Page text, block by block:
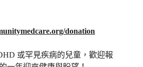
donation
或罕見疾病的兒童，歡迎報